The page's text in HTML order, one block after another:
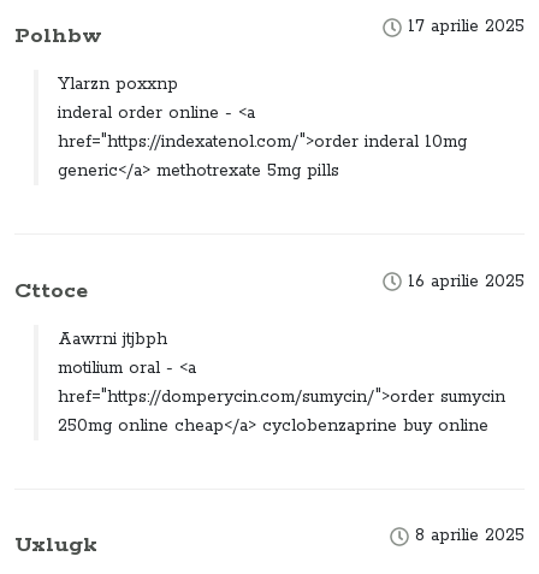
17 aprilie 2025
Polhbw
Ylarzn poxxnp
inderal order online - <a
href="https://indexatenol.com/">order inderal 10mg
generic</a> methotrexate 5mg pills
16 aprilie 2025
Cttoce
Aawrni jtjbph
motilium oral - <a
href="https://domperycin.com/sumycin/">order sumycin
250mg online cheap</a> cyclobenzaprine buy online
8 aprilie 2025
Uxlugk